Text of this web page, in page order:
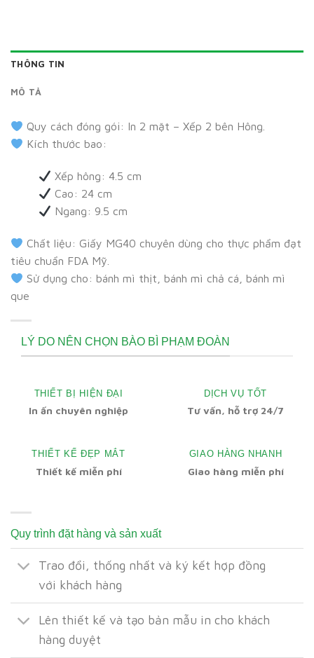
THÔNG TIN
MÔ TẢ
Quy cách đóng gói: In 2 mặt – Xếp 2 bên Hông.
Kích thước bao:
Xếp hông: 4.5 cm
Cao: 24 cm
Ngang: 9.5 cm
Chất liệu: Giấy MG40 chuyên dùng cho thực phẩm đạt
tiêu chuẩn FDA Mỹ.
Sử dụng cho: bánh mì thịt, bánh mì chả cá, bánh mì
que
LÝ DO NÊN CHỌN BÀO BÌ PHẠM ĐOÀN
THIẾT BỊ HIỆN ĐẠI
In ấn chuyên nghiệp
DỊCH VỤ TỐT
Tư vấn, hỗ trợ 24/7
THIẾT KẾ ĐẸP MẮT
Thiết kế miễn phí
GIAO HÀNG NHANH
Giao hàng miễn phí
Quy trình đặt hàng và sản xuất
Trao đổi, thống nhất và ký kết hợp đồng
với khách hàng
Lên thiết kế và tạo bản mẫu in cho khách
hàng duyệt